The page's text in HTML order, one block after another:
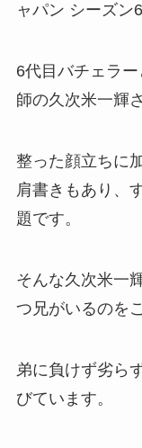
ャパン シーズン6
6代目バチェラ
師の久次米一輝
整った顔立ちに
肩書きもあり、
題です。
そんな久次米一
つ兄がいるのを
弟に負けず劣ら
びています。